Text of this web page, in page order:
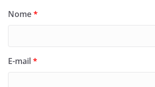
Nome*
E-mail*